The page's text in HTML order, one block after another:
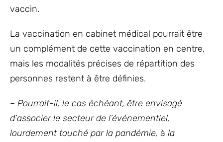
vaccin.
La vaccination en cabinet médical pourrait être
un complément de cette vaccination en centre,
mais les modalités précises de répartition des
personnes restent à être définies.
– Pourrait-il, le cas échéant, être envisagé
d’associer le secteur de l’événementiel,
lourdement touché par la pandémie, à la